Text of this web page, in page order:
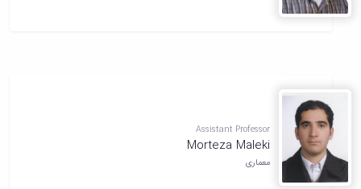
Assistant Professor
Morteza Maleki
معماری